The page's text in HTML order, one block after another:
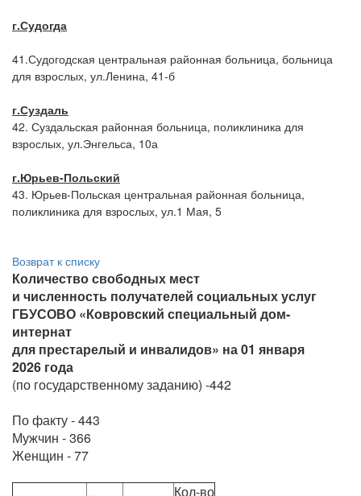
г.Судогда
41.Судогодская центральная районная больница, больница
для взрослых, ул.Ленина, 41-б
г.Суздаль
42. Суздальская районная больница, поликлиника для
взрослых, ул.Энгельса, 10а
г.Юрьев-Польский
43. Юрьев-Польская центральная районная больница,
поликлиника для взрослых, ул.1 Мая, 5
Возврат к списку
Количество свободных мест
и численность получателей социальных услуг
ГБУСОВО «Ковровский специальный дом-
интернат
для престарелый и инвалидов» на 01 января
2026 года
(по государственному заданию) -442
По факту - 443
Мужчин - 366
Женщин - 77
Кол-во